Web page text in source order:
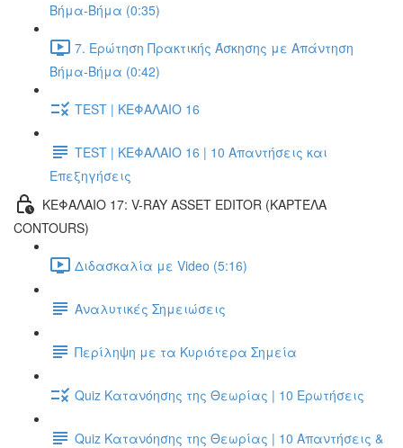
Βήμα-Βήμα (0:35)
7. Ερώτηση Πρακτικής Άσκησης με Απάντηση
Βήμα-Βήμα (0:42)
TEST | ΚΕΦΑΛΑΙΟ 16
TEST | ΚΕΦΑΛΑΙΟ 16 | 10 Απαντήσεις και
Επεξηγήσεις
ΚΕΦΑΛΑΙΟ 17: V-RAY ASSET EDITOR (ΚΑΡΤΈΛΑ
CONTOURS)
Διδασκαλία με Video (5:16)
Αναλυτικές Σημειώσεις
Περίληψη με τα Κυριότερα Σημεία
Quiz Κατανόησης της Θεωρίας | 10 Ερωτήσεις
Quiz Κατανόησης της Θεωρίας | 10 Απαντήσεις &